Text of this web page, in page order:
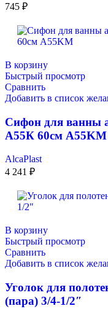
745 ₽
В корзину
Быстрый просмотр
Сравнить
Добавить в список
Сифон для ванны
А55К 60см A55KM
AlcaPlast
4 241 ₽
В корзину
Быстрый просмотр
Сравнить
Добавить в список
Уголок для
(пара) 3/4-1/2″